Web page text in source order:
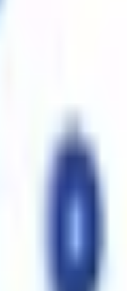
ライン面談を受けるた